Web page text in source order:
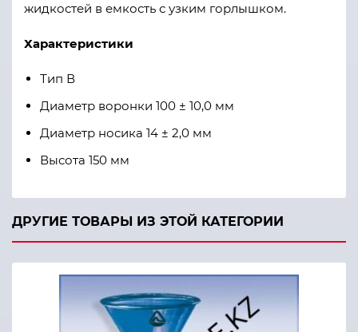
жидкостей в емкость с узким горлышком.
Характеристики
Тип В
Диаметр воронки 100 ± 10,0 мм
Диаметр носика 14 ± 2,0 мм
Высота 150 мм
ДРУГИЕ ТОВАРЫ ИЗ ЭТОЙ КАТЕГОРИИ